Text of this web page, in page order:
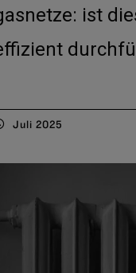
ist
Juli 2025